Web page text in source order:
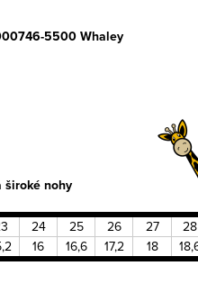
5500 Whaley
široké nohy
24 25 26 27
28
16 16,6 17,2 18